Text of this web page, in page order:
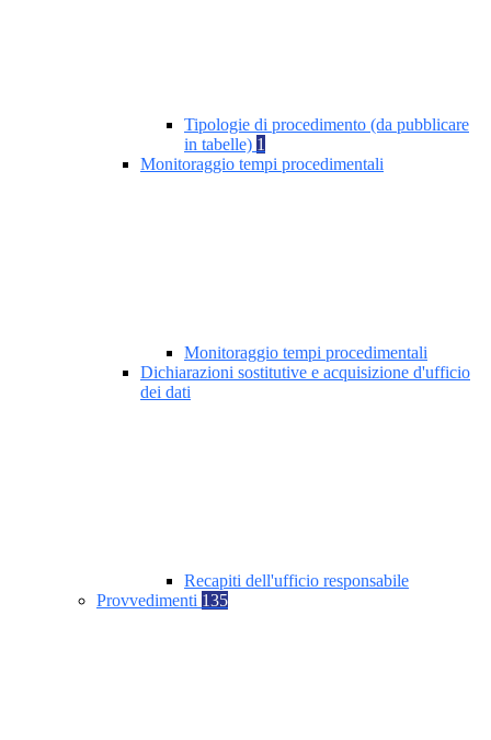
Tipologie di procedimento (da pubblicare
in tabelle) 1
Monitoraggio tempi procedimentali
Monitoraggio tempi procedimentali
Dichiarazioni sostitutive e acquisizione d'ufficio
dei dati
Recapiti dell'ufficio responsabile
Provvedimenti 135